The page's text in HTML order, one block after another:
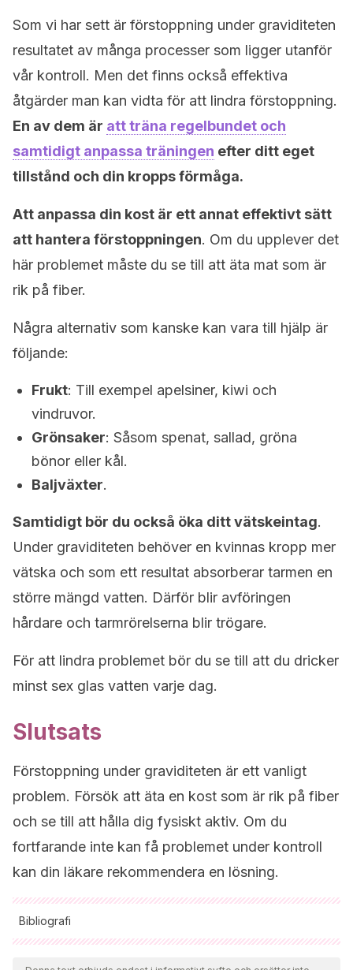
Som vi har sett är förstoppning under graviditeten
resultatet av många processer som ligger utanför
vår kontroll. Men det finns också effektiva
åtgärder man kan vidta för att lindra förstoppning.
En av dem är att träna regelbundet och
samtidigt anpassa träningen efter ditt eget
tillstånd och din kropps förmåga.
Att anpassa din kost är ett annat effektivt sätt
att hantera förstoppningen. Om du upplever det
här problemet måste du se till att äta mat som är
rik på fiber.
Några alternativ som kanske kan vara till hjälp är
följande:
Frukt: Till exempel apelsiner, kiwi och
vindruvor.
Grönsaker: Såsom spenat, sallad, gröna
bönor eller kål.
Baljväxter.
Samtidigt bör du också öka ditt vätskeintag.
Under graviditeten behöver en kvinnas kropp mer
vätska och som ett resultat absorberar tarmen en
större mängd vatten. Därför blir avföringen
hårdare och tarmrörelserna blir trögare.
För att lindra problemet bör du se till att du dricker
minst sex glas vatten varje dag.
Slutsats
Förstoppning under graviditeten är ett vanligt
problem. Försök att äta en kost som är rik på fiber
och se till att hålla dig fysiskt aktiv. Om du
fortfarande inte kan få problemet under kontroll
kan din läkare rekommendera en lösning.
Bibliografi
Samtliga citerade källor har granskats noggrant av vårt team
för att säkerställa deras kvalitet, tillförlitlighet, aktualitet och